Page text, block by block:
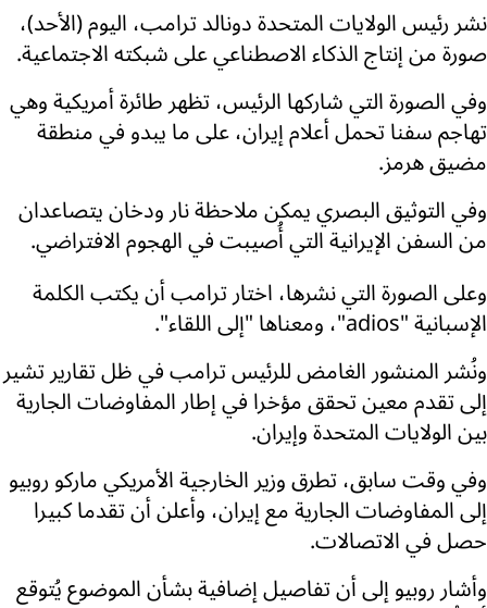
نشر رئيس الولايات المتحدة دونالد ترامب، اليوم (الأحد)،
صورة من إنتاج الذكاء الاصطناعي على شبكته الاجتماعية.
وفي الصورة التي شاركها الرئيس، تظهر طائرة أمريكية وهي
تهاجم سفنا تحمل أعلام إيران، على ما يبدو في منطقة
مضيق هرمز.
وفي التوثيق البصري يمكن ملاحظة نار ودخان يتصاعدان
من السفن الإيرانية التي أُصيبت في الهجوم الافتراضي.
وعلى الصورة التي نشرها، اختار ترامب أن يكتب الكلمة
الإسبانية "adios"، ومعناها "إلى اللقاء".
ونُشر المنشور الغامض للرئيس ترامب في ظل تقارير تشير
إلى تقدم معين تحقق مؤخرا في إطار المفاوضات الجارية
بين الولايات المتحدة وإيران.
وفي وقت سابق، تطرق وزير الخارجية الأمريكي ماركو روبيو
إلى المفاوضات الجارية مع إيران، وأعلن أن تقدما كبيرا
حصل في الاتصالات.
وأشار روبيو إلى أن تفاصيل إضافية بشأن الموضوع يُتوقع